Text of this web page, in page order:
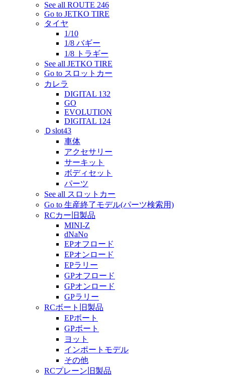
See all ROUTE 246
Go to JETKO TIRE
タイヤ
1/10
1/8 バギー
1/8 トラギー
See all JETKO TIRE
Go to スロットカー
カレラ
DIGITAL 132
GO
EVOLUTION
DIGITAL 124
Ｄslot43
車体
アクセサリー
サーキット
ボディセット
パーツ
See all スロットカー
Go to 生産終了モデル(パーツ検索用)
RCカー旧製品
MINI-Z
dNaNo
EPオフロード
EPオンロード
EPラリー
GPオフロード
GPオンロード
GPラリー
RCボート旧製品
EPボート
GPボート
ヨット
インポートモデル
その他
RCプレーン旧製品